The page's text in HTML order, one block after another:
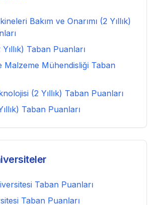
Bakım ve Onarımı (2 Yıllık)
Taban Puanları
Malzeme MühendisliğiTaban
(2 Yıllık) Taban Puanları
Taban Puanları
Taban Puanları
Taban Puanları